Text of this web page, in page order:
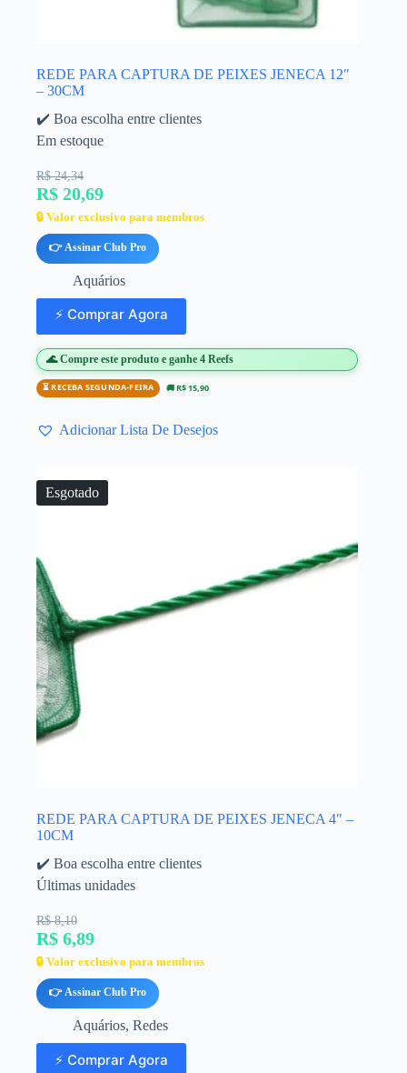
REDE PARA CAPTURA DE PEIXES JENECA 12″
– 30CM
✔️ Boa escolha entre clientes
Em estoque
R$ 24,34
R$ 20,69
🔒 Valor exclusivo para membros
👉 Assinar Club Pro
Aquários
⚡ Comprar Agora
🌊 Compre este produto e ganhe 4 Reefs
⏳ RECEBA SEGUNDA-FEIRA 🚚 R$ 15,90
Adicionar Lista De Desejos
Esgotado
REDE PARA CAPTURA DE PEIXES JENECA 4″ –
10CM
✔️ Boa escolha entre clientes
Últimas unidades
R$ 8,10
R$ 6,89
🔒 Valor exclusivo para membros
👉 Assinar Club Pro
Aquários, Redes
⚡ Comprar Agora